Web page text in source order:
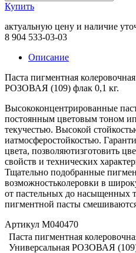
Купить
актуальную цену и наличие
8 904 533-03-03
Описание
Паста пигментная
РОЗОВАЯ (109) флак 0,1 кг.
Высококонцентрированные
постоянным цветовым тоном
текучестью. Высокой
иатмосферостойкостью.
цвета, позволяютизготовить
свойств и технических
Тщательно подобранные
возможностьколеровки в
от пастельных до насыщенных
пигментной пасты
Артикул М040470
Паста пигментная
Универсальная РОЗОВАЯ